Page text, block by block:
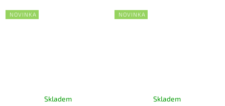
NOVINKA
Skladem
NOVINKA
Skladem